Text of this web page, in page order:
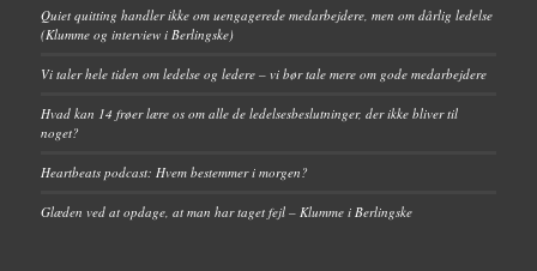
Quiet quitting handler ikke om uengagerede medarbejdere, men om dårlig ledelse
(Klumme og interview i Berlingske)
Vi taler hele tiden om ledelse og ledere – vi bør tale mere om gode medarbejdere
Hvad kan 14 frøer lære os om alle de ledelsesbeslutninger, der ikke bliver til
noget?
Heartbeats podcast: Hvem bestemmer i morgen?
Glæden ved at opdage, at man har taget fejl – Klumme i Berlingske